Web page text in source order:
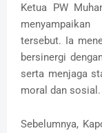
Ketua PW
tersebut. Ia
bersinergi
serta menjaga
moral dan sosial.
Sebelumnya,